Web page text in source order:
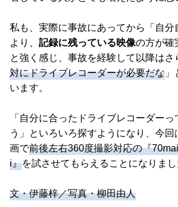
私も、実際に事故にあってから「自分
より、 記録に残っている映像の方が確
と強く感じ、事故を経験して以降はさ
対にドライブレコーダーが必要だな
います。
「自分に合ったドライブレコーダー
う」といろいろ探すようになり、今
画で前後左右360度撮影対応の『
i』を試させてもらえることになりま
文・伊藤梓／写真・柳田由人